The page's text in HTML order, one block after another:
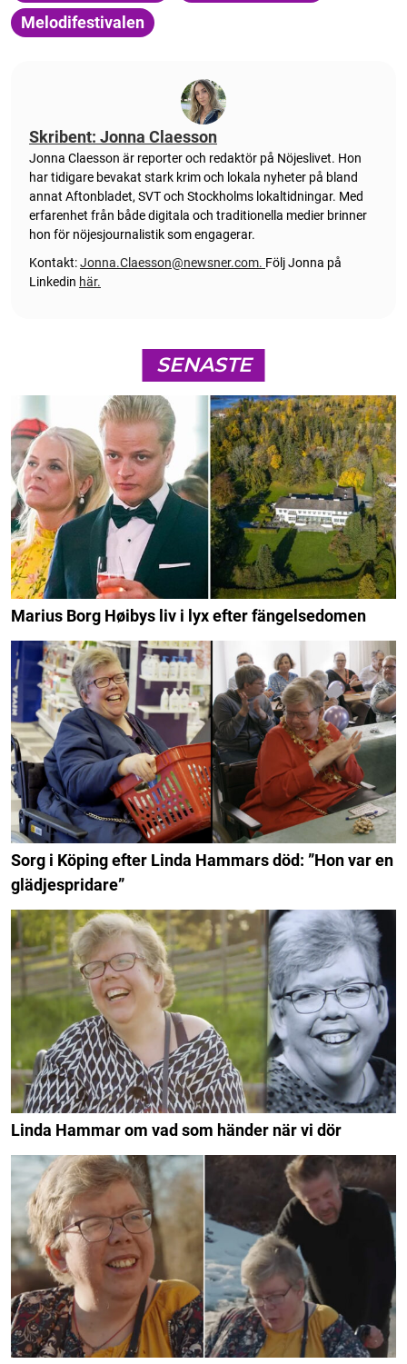
Melodifestivalen
Skribent: Jonna Claesson
Jonna Claesson är reporter och redaktör på Nöjeslivet. Hon
har tidigare bevakat stark krim och lokala nyheter på bland
annat Aftonbladet, SVT och Stockholms lokaltidningar. Med
erfarenhet från både digitala och traditionella medier brinner
hon för nöjesjournalistik som engagerar.
Kontakt:Jonna.Claesson@newsner.com. Följ Jonna på
Linkedin här.
SENASTE
Marius Borg Høibys liv i lyx efter fängelsedomen
Sorg i Köping efter Linda Hammars död: ”Hon var en
glädjespridare”
Linda Hammar om vad som händer när vi dör